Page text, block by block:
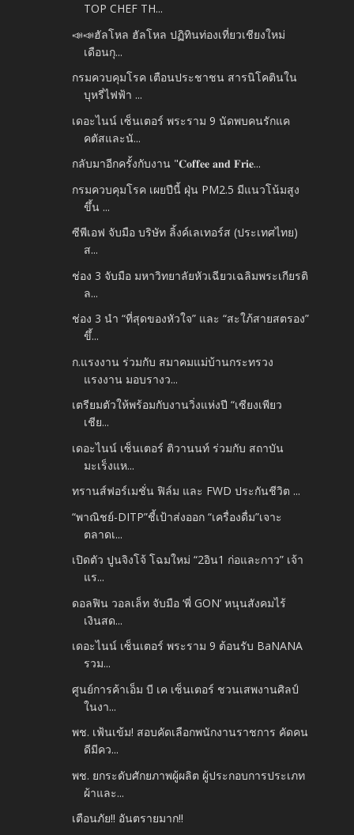
TOP CHEF TH...
📣📣ฮัลโหล ฮัลโหล ปฏิทินท่องเที่ยวเชียงใหม่
เดือนกุ...
กรมควบคุมโรค เตือนประชาชน สารนิโคตินใน
บุหรี่ไฟฟ้า ...
เดอะไนน์ เซ็นเตอร์ พระราม 9 นัดพบคนรักแค
คตัสและนั...
กลับมาอีกครั้งกับงาน "𝐂𝐨𝐟𝐟𝐞𝐞 𝐚𝐧𝐝 𝐅𝐫𝐢𝐞...
กรมควบคุมโรค เผยปีนี้ ฝุ่น PM2.5 มีแนวโน้มสูง
ขึ้น ...
ซีพีเอฟ จับมือ บริษัท ลิ้งค์เลเทอร์ส (ประเทศไทย)
ส...
ช่อง 3 จับมือ มหาวิทยาลัยหัวเฉียวเฉลิมพระเกียรติ
ล...
ช่อง 3 นำ “ที่สุดของหัวใจ” และ “สะใภ้สายสตรอง”
ขึ้...
ก.แรงงาน ร่วมกับ สมาคมแม่บ้านกระทรวง
แรงงาน มอบรางว...
เตรียมตัวให้พร้อมกับงานวิ่งแห่งปี “เซียงเพียว
เชีย...
เดอะไนน์ เซ็นเตอร์ ติวานนท์ ร่วมกับ สถาบัน
มะเร็งแห...
ทรานส์ฟอร์เมชั่น ฟิล์ม และ FWD ประกันชีวิต ...
“พาณิชย์-DITP”ชี้เป้าส่งออก “เครื่องดื่ม”เจาะ
ตลาดเ...
เปิดตัว ปูนจิงโจ้ โฉมใหม่ “2อิน1 ก่อและกาว” เจ้า
แร...
ดอลฟิน วอลเล็ท จับมือ ‘พี่ GON’ หนุนสังคมไร้
เงินสด...
เดอะไนน์ เซ็นเตอร์ พระราม 9 ต้อนรับ BaNANA
รวม...
ศูนย์การค้าเอ็ม บี เค เซ็นเตอร์ ชวนเสพงานศิลป์
ในงา...
พช. เฟ้นเข้ม! สอบคัดเลือกพนักงานราชการ คัดคน
ดีมีคว...
พช. ยกระดับศักยภาพผู้ผลิต ผู้ประกอบการประเภท
ผ้าและ...
เตือนภัย!! อันตรายมาก!!